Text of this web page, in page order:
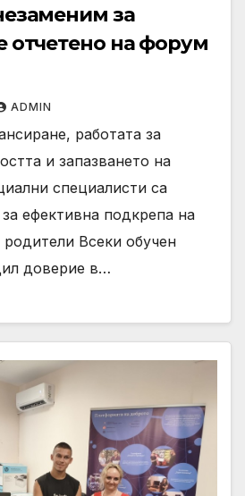
за
отчетено на форум
ADMIN
работата за
и запазването на
специалисти са
ефективна подкрепа на
Всеки обучен
доверие в…